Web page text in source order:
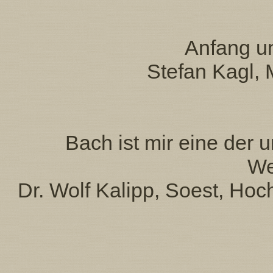
Anfang
Stefan Kagl,
Bach ist mir eine der
Dr. Wolf Kalipp, Soest,